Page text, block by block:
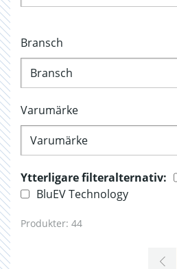
Bransch
Bransch
Varumärke
Varumärke
Ytterligare filteralternativ:
BluEV Technology
Produkter: 44